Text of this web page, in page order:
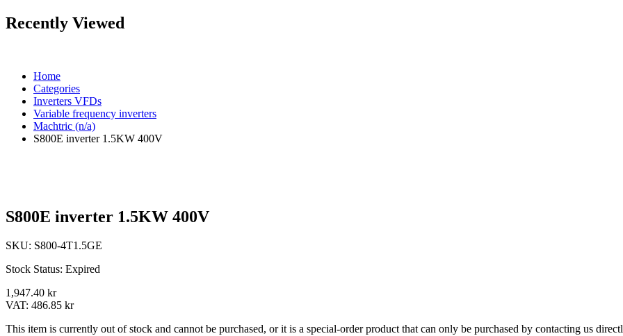
Recently Viewed
Home
Categories
Inverters VFDs
Variable frequency inverters
Machtric (n/a)
S800E inverter 1.5KW 400V
S800E inverter 1.5KW 400V
SKU: S800-4T1.5GE
Stock Status: Expired
1,947.40 kr
VAT: 486.85 kr
This item is currently out of stock and cannot be purchased, or it is a special-order product that can only be purchased by contacting us